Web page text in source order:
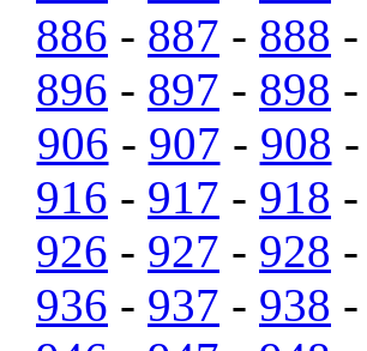
886 - 887 - 888 -
896 - 897 - 898 -
906 - 907 - 908 -
916 - 917 - 918 -
926 - 927 - 928 -
936 - 937 - 938 -